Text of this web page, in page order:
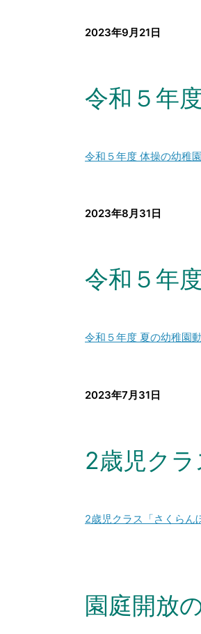
2023年9月21日
令和５年
令和５年度 体操の幼稚
2023年8月31日
令和５年
令和５年度 夏の幼稚園
2023年7月31日
2歳児ク
2歳児クラス「さくらん
園庭開放